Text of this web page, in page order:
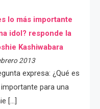
lo más importante
idol? responde la
Kashiwabara
2013
expresa: ¿Qué es
para una
[…]